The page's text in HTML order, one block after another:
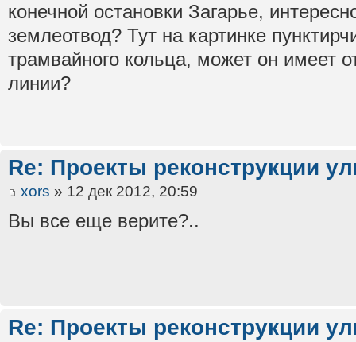
конечной остановки Загарье,
землеотвод? Тут на картинке
трамвайного кольца, может он имеет
линии?
Re: Проекты реконструкции
xors » 12 дек 2012, 20:59
Вы все еще верите?..
Re: Проекты реконструкции